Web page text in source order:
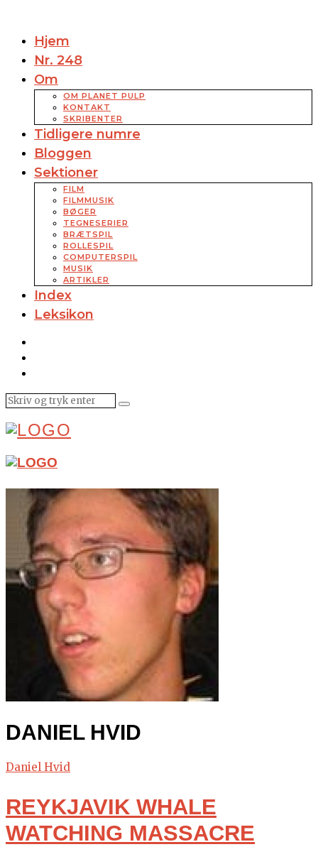
Hjem
Nr. 248
Om
OM PLANET PULP
KONTAKT
SKRIBENTER
Tidligere numre
Bloggen
Sektioner
FILM
FILMMUSIK
BØGER
TEGNESERIER
BRÆTSPIL
ROLLESPIL
COMPUTERSPIL
MUSIK
ARTIKLER
Index
Leksikon
DANIEL HVID
Daniel Hvid
REYKJAVIK WHALE
WATCHING MASSACRE